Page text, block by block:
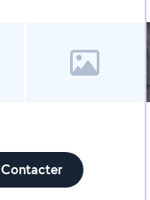
Contacter